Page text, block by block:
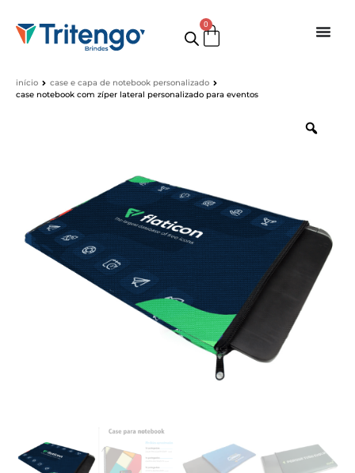
0
início
case e capa de notebook personalizado
case notebook com zíper lateral personalizado para eventos